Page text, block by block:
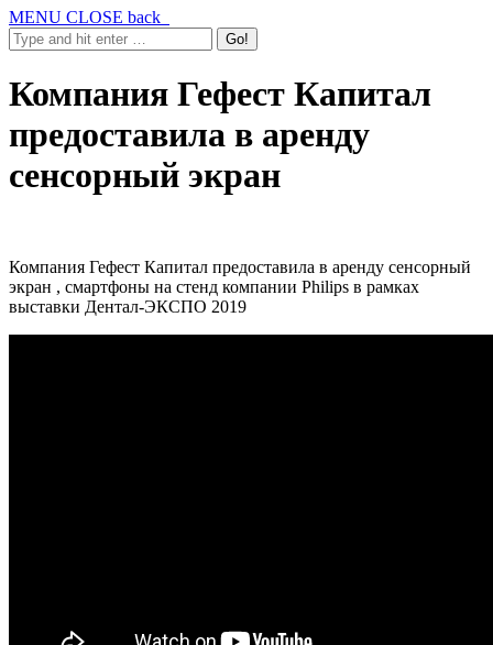
MENU CLOSE back
Компания Гефест Капитал
предоставила в аренду
сенсорный экран
Компания Гефест Капитал предоставила в аренду сенсорный
экран , смартфоны на стенд компании Philips в рамках
выставки Дентал-ЭКСПО 2019